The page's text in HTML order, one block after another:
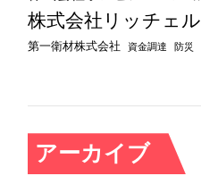
株式会社リッチェル
第一衛材株式会社 資金調達 防災
アーカイブ